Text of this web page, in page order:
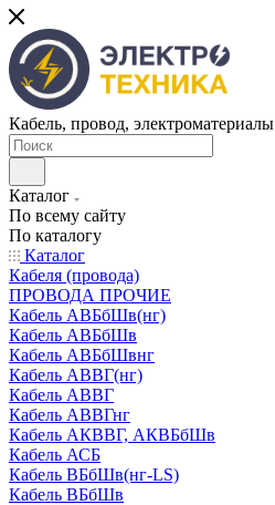
Кабель, провод, электроматериалы
Каталог
По всему сайту
По каталогу
Каталог
Кабеля (провода)
ПРОВОДА ПРОЧИЕ
Кабель АВБбШв(нг)
Кабель АВБбШв
Кабель АВБбШвнг
Кабель АВВГ(нг)
Кабель АВВГ
Кабель АВВГнг
Кабель АКВВГ, АКВБбШв
Кабель АСБ
Кабель ВБбШв(нг-LS)
Кабель ВБбШв